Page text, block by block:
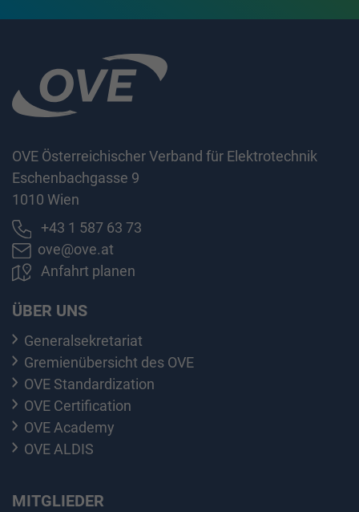
OVE Österreichischer Verband für Elektrotechnik
Eschenbachgasse 9
1010 Wien
+43 1 587 63 73
ove@ove.at
Anfahrt planen
ÜBER UNS
Generalsekretariat
Gremienübersicht des OVE
OVE Standardization
OVE Certification
OVE Academy
OVE ALDIS
MITGLIEDER